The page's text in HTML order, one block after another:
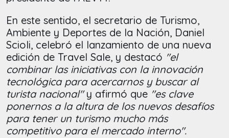
En este sentido, el secretario de Turismo,
Ambiente y Deportes de la Nación, Daniel
Scioli, celebró el lanzamiento de una nueva
edición de Travel Sale, y destacó "el
combinar las iniciativas con la innovación
tecnológica para acercarnos y buscar al
turista nacional"y afirmó que "es clave
ponernos a la altura de los nuevos desafíos
para tener un turismo mucho más
competitivo para el mercado interno".